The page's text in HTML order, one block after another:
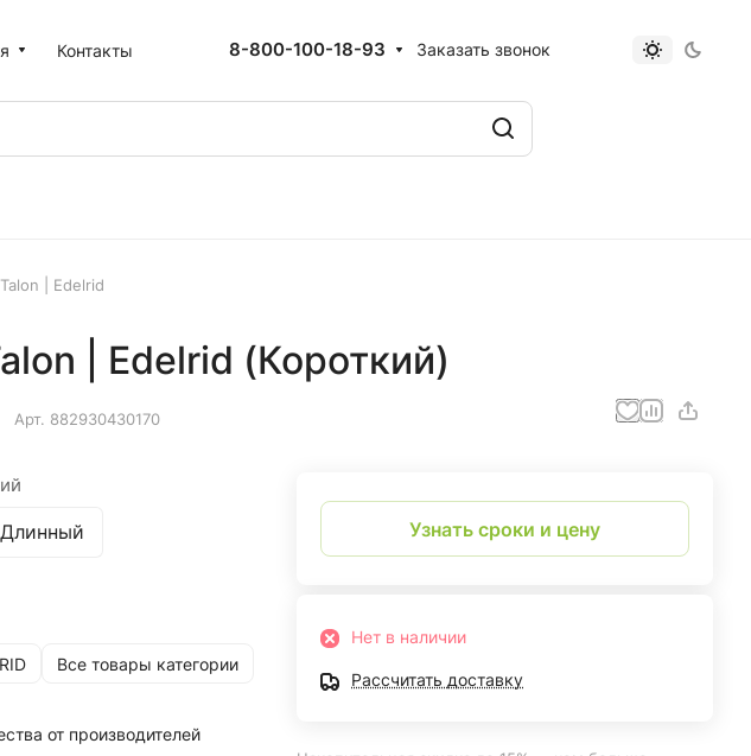
Контакты 8-800-100-18-93 Заказать звонок
| Edelrid
| Edelrid (Короткий)
Арт. 882930430170
Длинный
Все товары категории
от производителей
Узнать сроки и цену
Нет в наличии
Рассчитать доставку